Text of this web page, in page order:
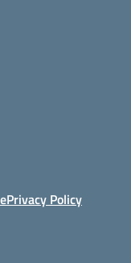
Privacy Policy